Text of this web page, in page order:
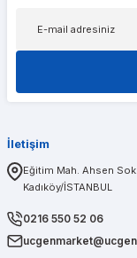
Tolga Koç
İletişim
Eğitim Mah. Ahsen Sok.
Kadıköy/İSTANBUL
0216 550 52 06